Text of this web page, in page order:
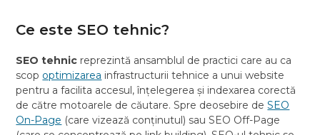
Ce este SEO tehnic?
SEO tehnic reprezintă ansamblul de practici care au ca
scop optimizarea infrastructurii tehnice a unui website
pentru a facilita accesul, înțelegerea și indexarea corectă
de către motoarele de căutare. Spre deosebire deSEO
On-Page (care vizează conținutul) sau SEO Off-Page